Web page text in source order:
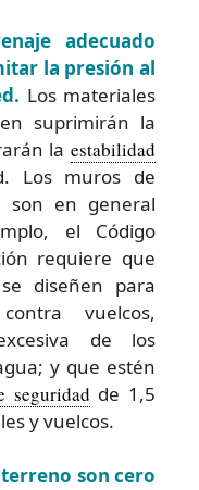
adecuado
la presión al
Los materiales
suprimirán la
la estabilidad
Los muros de
son en general
el Código
requiere que
diseñen para
vuelcos,
de los
y que estén
seguridad de 1,5
y vuelcos.
son cero